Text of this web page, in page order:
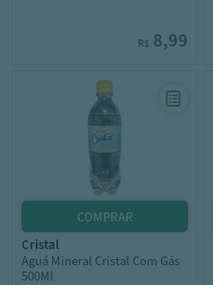
R$ 8,99
cristal
Aguá Mineral Cristal Com Gás
500Ml